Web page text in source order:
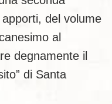
del volume
al
degnamente il
di Santa